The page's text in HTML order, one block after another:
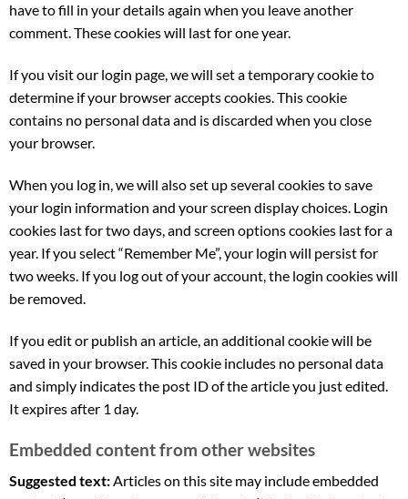
have to fill in your details again when you leave another
comment. These cookies will last for one year.
If you visit our login page, we will set a temporary cookie to
determine if your browser accepts cookies. This cookie
contains no personal data and is discarded when you close
your browser.
When you log in, we will also set up several cookies to save
your login information and your screen display choices. Login
cookies last for two days, and screen options cookies last for a
year. If you select “Remember Me”, your login will persist for
two weeks. If you log out of your account, the login cookies will
be removed.
If you edit or publish an article, an additional cookie will be
saved in your browser. This cookie includes no personal data
and simply indicates the post ID of the article you just edited.
It expires after 1 day.
Embedded content from other websites
Suggested text:Articles on this site may include embedded